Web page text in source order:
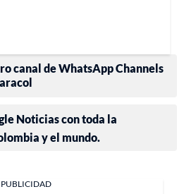
canal de WhatsApp Channels
Noticias con toda la
y el mundo.
PUBLICIDAD